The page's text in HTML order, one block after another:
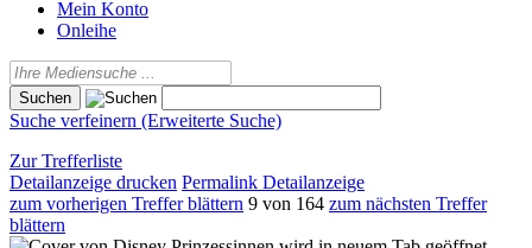
Mein Konto
Onleihe
Suche verfeinern (Erweiterte Suche)
Zur Trefferliste
Detailanzeige drucken Permalink Detailanzeige
zum vorherigen Treffer blättern 9 von 164 zum nächsten Treffer
blättern